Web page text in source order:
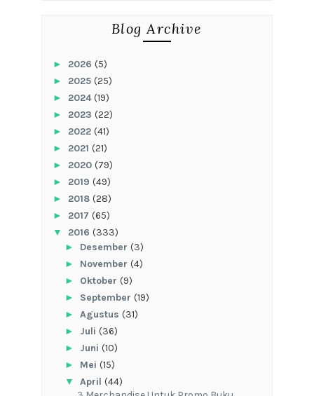
Blog Archive
► 2026 (5)
► 2025 (25)
► 2024(19)
► 2023 (22)
► 2022 (41)
► 2021 (21)
► 2020 (79)
► 2019 (49)
► 2018 (28)
► 2017 (65)
▼ 2016 (333)
► Desember (3)
► November (4)
► Oktober (9)
► September (19)
► Agustus (31)
► Juli (36)
► Juni (10)
► Mei (15)
▼ April (44)